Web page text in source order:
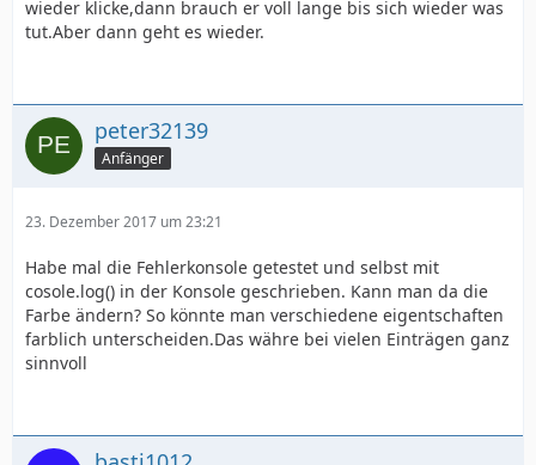
wieder klicke,dann brauch er voll lange bis sich wieder was
tut.Aber dann geht es wieder.
peter32139
Anfänger
23. Dezember 2017 um 23:21
Habe mal die Fehlerkonsole getestet und selbst mit
cosole.log() in der Konsole geschrieben. Kann man da die
Farbe ändern? So könnte man verschiedene eigentschaften
farblich unterscheiden.Das währe bei vielen Einträgen ganz
sinnvoll